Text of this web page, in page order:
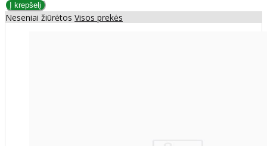
Neseniai žiūrėtos Visos prekės